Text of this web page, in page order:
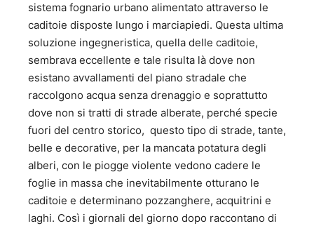
sistema fognario urbano alimentato attraverso le
caditoie disposte lungo i marciapiedi. Questa ultima
soluzione ingegneristica, quella delle caditoie,
sembrava eccellente e tale risulta là dove non
esistano avvallamenti del piano stradale che
raccolgono acqua senza drenaggio e soprattutto
dove non si tratti di strade alberate, perché specie
fuori del centro storico, questo tipo di strade, tante,
belle e decorative, per la mancata potatura degli
alberi, con le piogge violente vedono cadere le
foglie in massa che inevitabilmente otturano le
caditoie e determinano pozzanghere, acquitrini e
laghi. Così i giornali del giorno dopo raccontano di